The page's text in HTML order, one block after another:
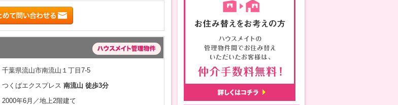
千葉県流山市南流山１丁目7-5
つくばエクスプレス 南流山 徒歩3分
2000年6月／地上2階建て